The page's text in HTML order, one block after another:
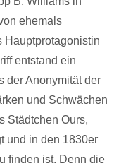
ehemals
Hauptprotagonistin
entstand ein
der Anonymität der
und Schwächen
Städtchen Ours,
und in den 1830er
finden ist. Denn die